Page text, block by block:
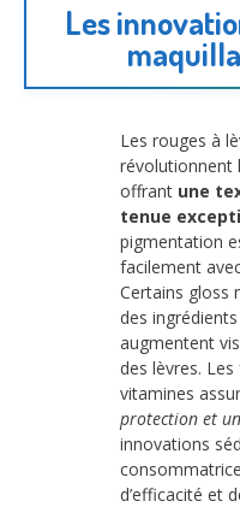
Les
Les rouges à
révolutionnent
offrant une
tenue
pigmentation
facilement
Certains gloss
des
augmentent
des lèvres.
vitamines
protection et
innovations
d’efficacité et